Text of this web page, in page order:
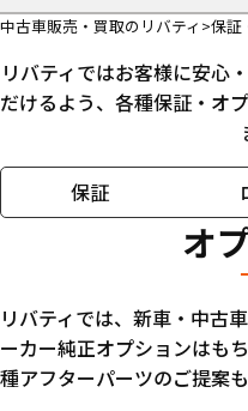
中古車販売・買取のリバティ 保証
リバティではお客様に安心
だけるよう、 各種保証・オ
保証
オ
リバティでは、新車・中古
ーカー純正オプションはも
種アフターパーツのご提案